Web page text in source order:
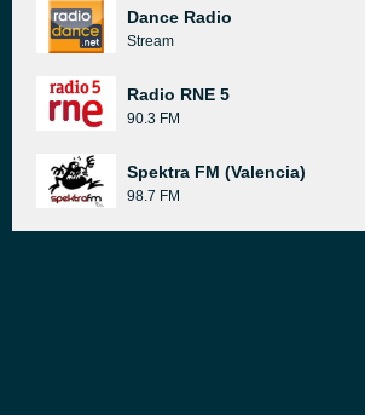
Dance Radio
Stream
Radio RNE 5
90.3 FM
Spektra FM (Valencia)
98.7 FM